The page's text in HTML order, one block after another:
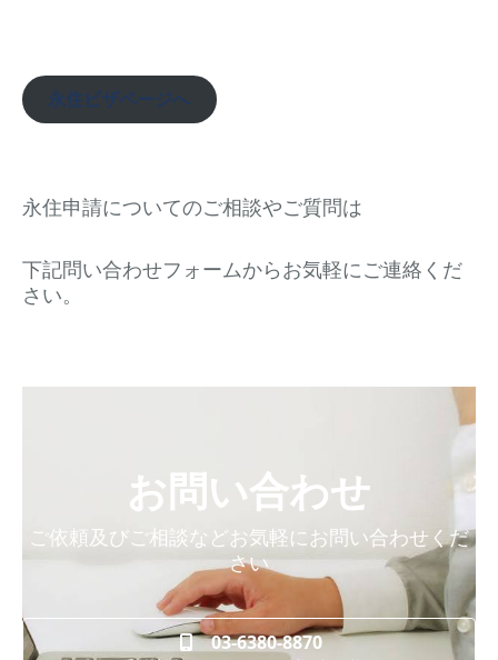
永住ビザページへ
永住申請についてのご相談やご質問は
下記問い合わせフォームからお気軽にご連絡くだ
さい。
お問い合わせ
ご依頼及びご相談などお気軽にお問い合わせくだ
さい
03-6380-8870